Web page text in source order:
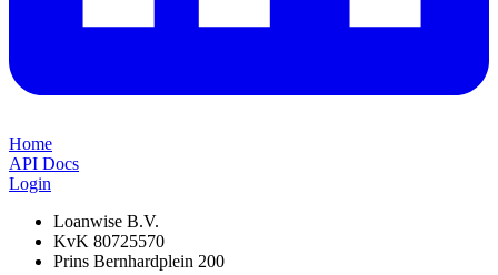
Home
API Docs
Login
Loanwise B.V.
KvK 80725570
Prins Bernhardplein 200